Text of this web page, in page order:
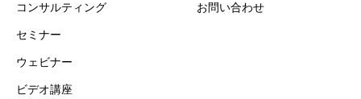
コンサルティング
セミナー
ウェビナー
ビデオ講座
お問い合わせ